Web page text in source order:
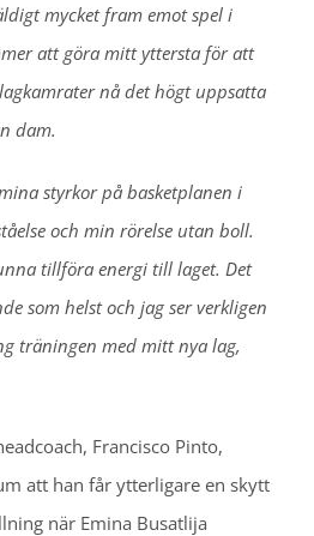
mycket fram emot spel i
att göra mitt yttersta för att
nå det högt uppsatta
dam.
styrkor på basketplanen i
och min rörelse utan boll.
tillföra energi till laget. Det
som helst och jag ser verkligen
träningen med mitt nya lag,
Francisco Pinto,
att han får ytterligare en skytt
när Emina Busatlija